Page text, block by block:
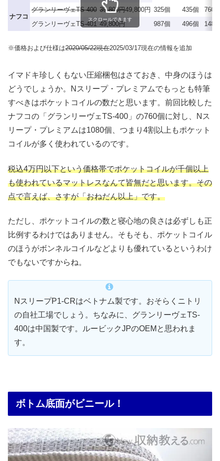
ナフコ
グランリーヴェTS-400 39,800円49,800円 325個 435個
760
グランリーヴェTS-401 49,800円 987個 496個 1483
スクロールできます
※価格および仕様は2020/05/22現在2025/03/17現在の情報を追加
イマドキ珍しくもない圧縮梱包はさておき、中身のほうは
どうでしょうか。Nスリープ・プレミアムでもっとも特筆
すべきはポケットコイルの数だと思います。前回比較した
ナフコの「グランリーヴェTS-400」の760個に対し、Nス
リープ・プレミアムは1080個、つまり4割以上もポケット
コイルが多く使われているのです。
税込4万円以下という価格帯でポケットコイルが千個以上
も使われているマットレスなんて皆無だと思います。その
点で言えば、さすが「おねだん以上」です。
ただし、ポケットコイルの数と寝心地の良さは必ずしも正
比例するわけではありません。そもそも、ポケットコイル
のほうがボンネルコイルなどよりも優れているというわけ
でもないですからね。
NスリープP1-CRはベトナム製です。おそらくニトリ
の自社工場でしょう。ちなみに、グランリーヴェTS-
400は中国製です。ルービックJPのOEMと思われま
す。
ボトム底面がビニール！